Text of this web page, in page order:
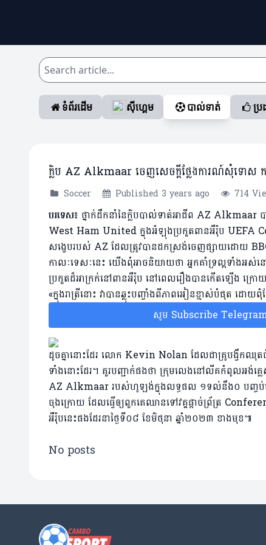
ទំព័រដើម ស៊ីហ្គេម បាល់ទាត់ ប្
ក្លិប AZ Alkmaar ចេញសេចក្តីថ្លែងការណ៍សុំទោស
Soccer Published 3 years ago 714
បរទេស៖ ថ្នាក់ដឹកនាំនៃក្លិបបាល់ទាត់អាជីព AZ Alkmaar
West Ham United ក្នុងអំឡុងប្រកួតពានអឺរ៉ុប UEFA
សង្ខេបរបស់ AZ ដែលត្រូវបានដកស្រង់ចេញផ្សាយដោយ
កាលៈទេសៈនេះ យើងពុំអាចនិយាយថា អ្នកគាំទ្រល្អទាំងអស់
ប្រកួតដ៏អាក្រក់នៅពានអឺរ៉ុប នៅពេលរឿងបានកើតឡើង ក្រោយក
«ក្នុងរាត្រីនោះ វាបានឆ្លុះបញ្ចាំងពីភាពអៀនខ្មាស់បំផុត ដ
សូម Subscribe
ដូចគ្នានោះដែរ លោក Kevin Nolan ដែលជាគ្រូបង្វឹកឈុត
ទាំងនោះដែរ។ គួរបញ្ជាក់ផងថា ក្រុមលេងនៅលីគកំពូលអ
AZ Alkmaar របស់ហូឡង់ក្នុងលទ្ធផល ១ទល់នឹង០ បញ្ចប់ជើ
ចុងក្រោយ ដែលធ្វើឲ្យពួកគេឈានទៅវគ្គផ្តាច់ព្រ័ត្រ
អឺរ៉ុបនេះផងដែរនាថ្ងៃទី០៨ ខែមិថុនា ឆ្នាំ២០២៣ ខាងមុខ៕
No posts